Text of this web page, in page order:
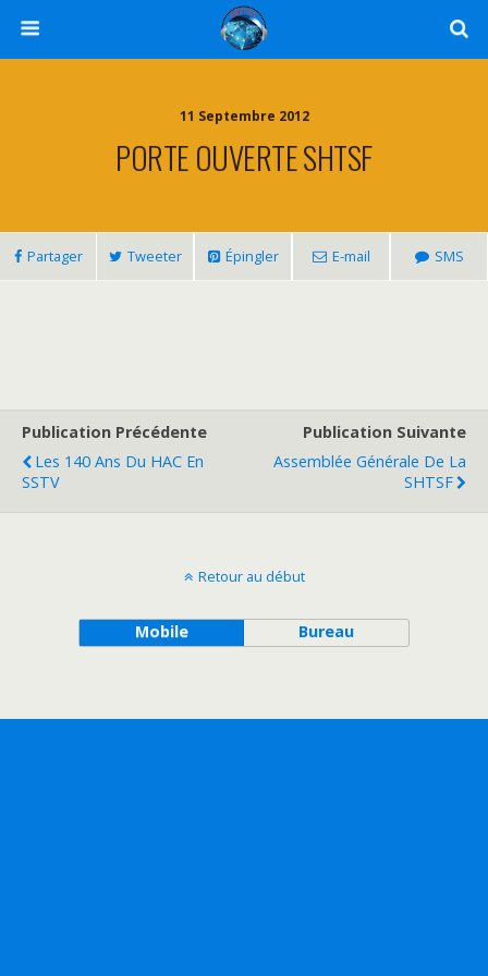
11 Septembre 2012
PORTE OUVERTE SHTSF
Partager Tweeter Épingler E-mail SMS
Publication Précédente
Les 140 Ans Du HAC En
SSTV
Publication Suivante
Assemblée Générale De La
SHTSF
Retour au début
Mobile Bureau